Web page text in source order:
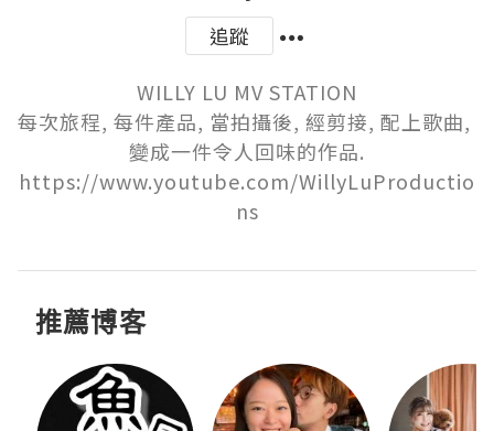
追蹤
WILLY LU MV STATION
每次旅程, 每件產品, 當拍攝後, 經剪接, 配上歌曲,
變成一件令人回味的作品.
https://www.youtube.com/WillyLuProductio
ns
推薦博客